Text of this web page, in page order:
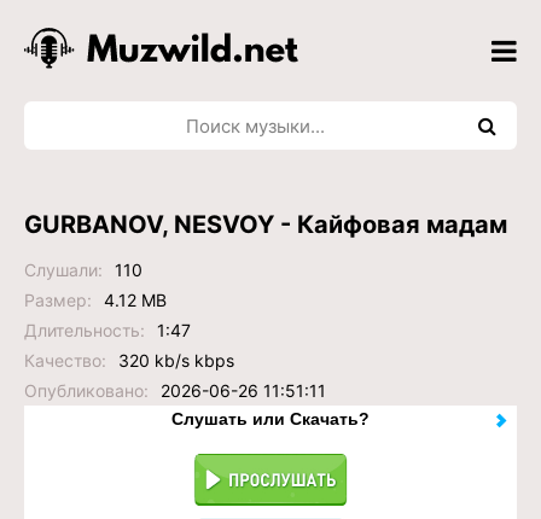
GURBANOV, NESVOY - Кайфовая мадам
Слушали:
110
Размер:
4.12 MB
Длительность:
1:47
Качество:
320 kb/s kbps
Опубликовано:
2026-06-26 11:51:11
Слушать или Скачать?